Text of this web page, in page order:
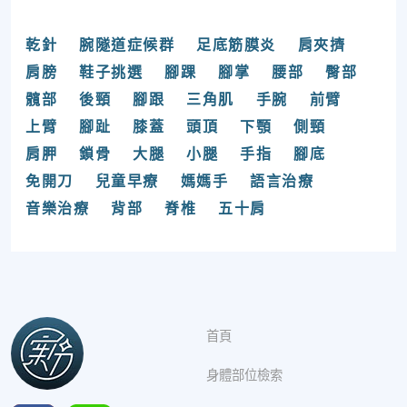
乾針 腕隧道症候群 足底筋膜炎
肩夾擠
肩膀
鞋子挑選 腳踝 腳掌 腰部
臀部
髖部
後頸 腳跟 三角肌 手腕
前臂
上臂
腳趾 膝蓋 頭頂 下顎
側頸
肩胛
鎖骨 大腿 小腿 手指
腳底
免開刀
兒童早療 媽媽手
語言治療
音樂治療
背部 脊椎 五十肩
首頁
身體部位檢索